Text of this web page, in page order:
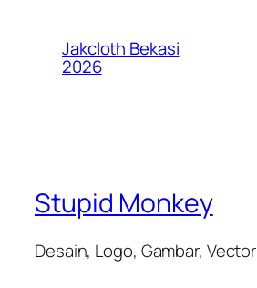
Jakcloth Bekasi
2026
Stupid Monkey
Desain, Logo, Gambar, Vector